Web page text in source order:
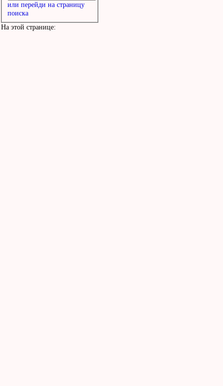
или перейди на страницу
поиска
На этой странице: